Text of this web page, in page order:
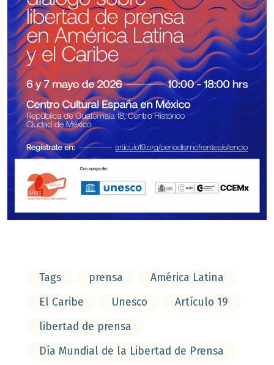
Tags prensa
América Latina
El Caribe
Unesco
Artículo 19
libertad de prensa
Día Mundial de la Libertad de Prensa